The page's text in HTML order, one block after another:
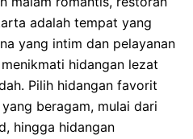
adalah tempat yang
yang intim dan pelayanan
hidangan lezat
Pilih hidangan favorit
beragam, mulai dari
hingga hidangan